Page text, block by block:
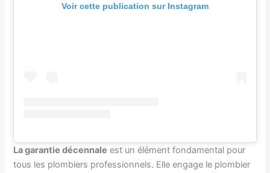
Voir cette publication sur Instagram
La garantie décennale est un élément fondamental pour
tous les plombiers professionnels. Elle engage le plombier